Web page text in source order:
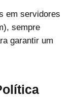
em servidores
sempre
garantir um